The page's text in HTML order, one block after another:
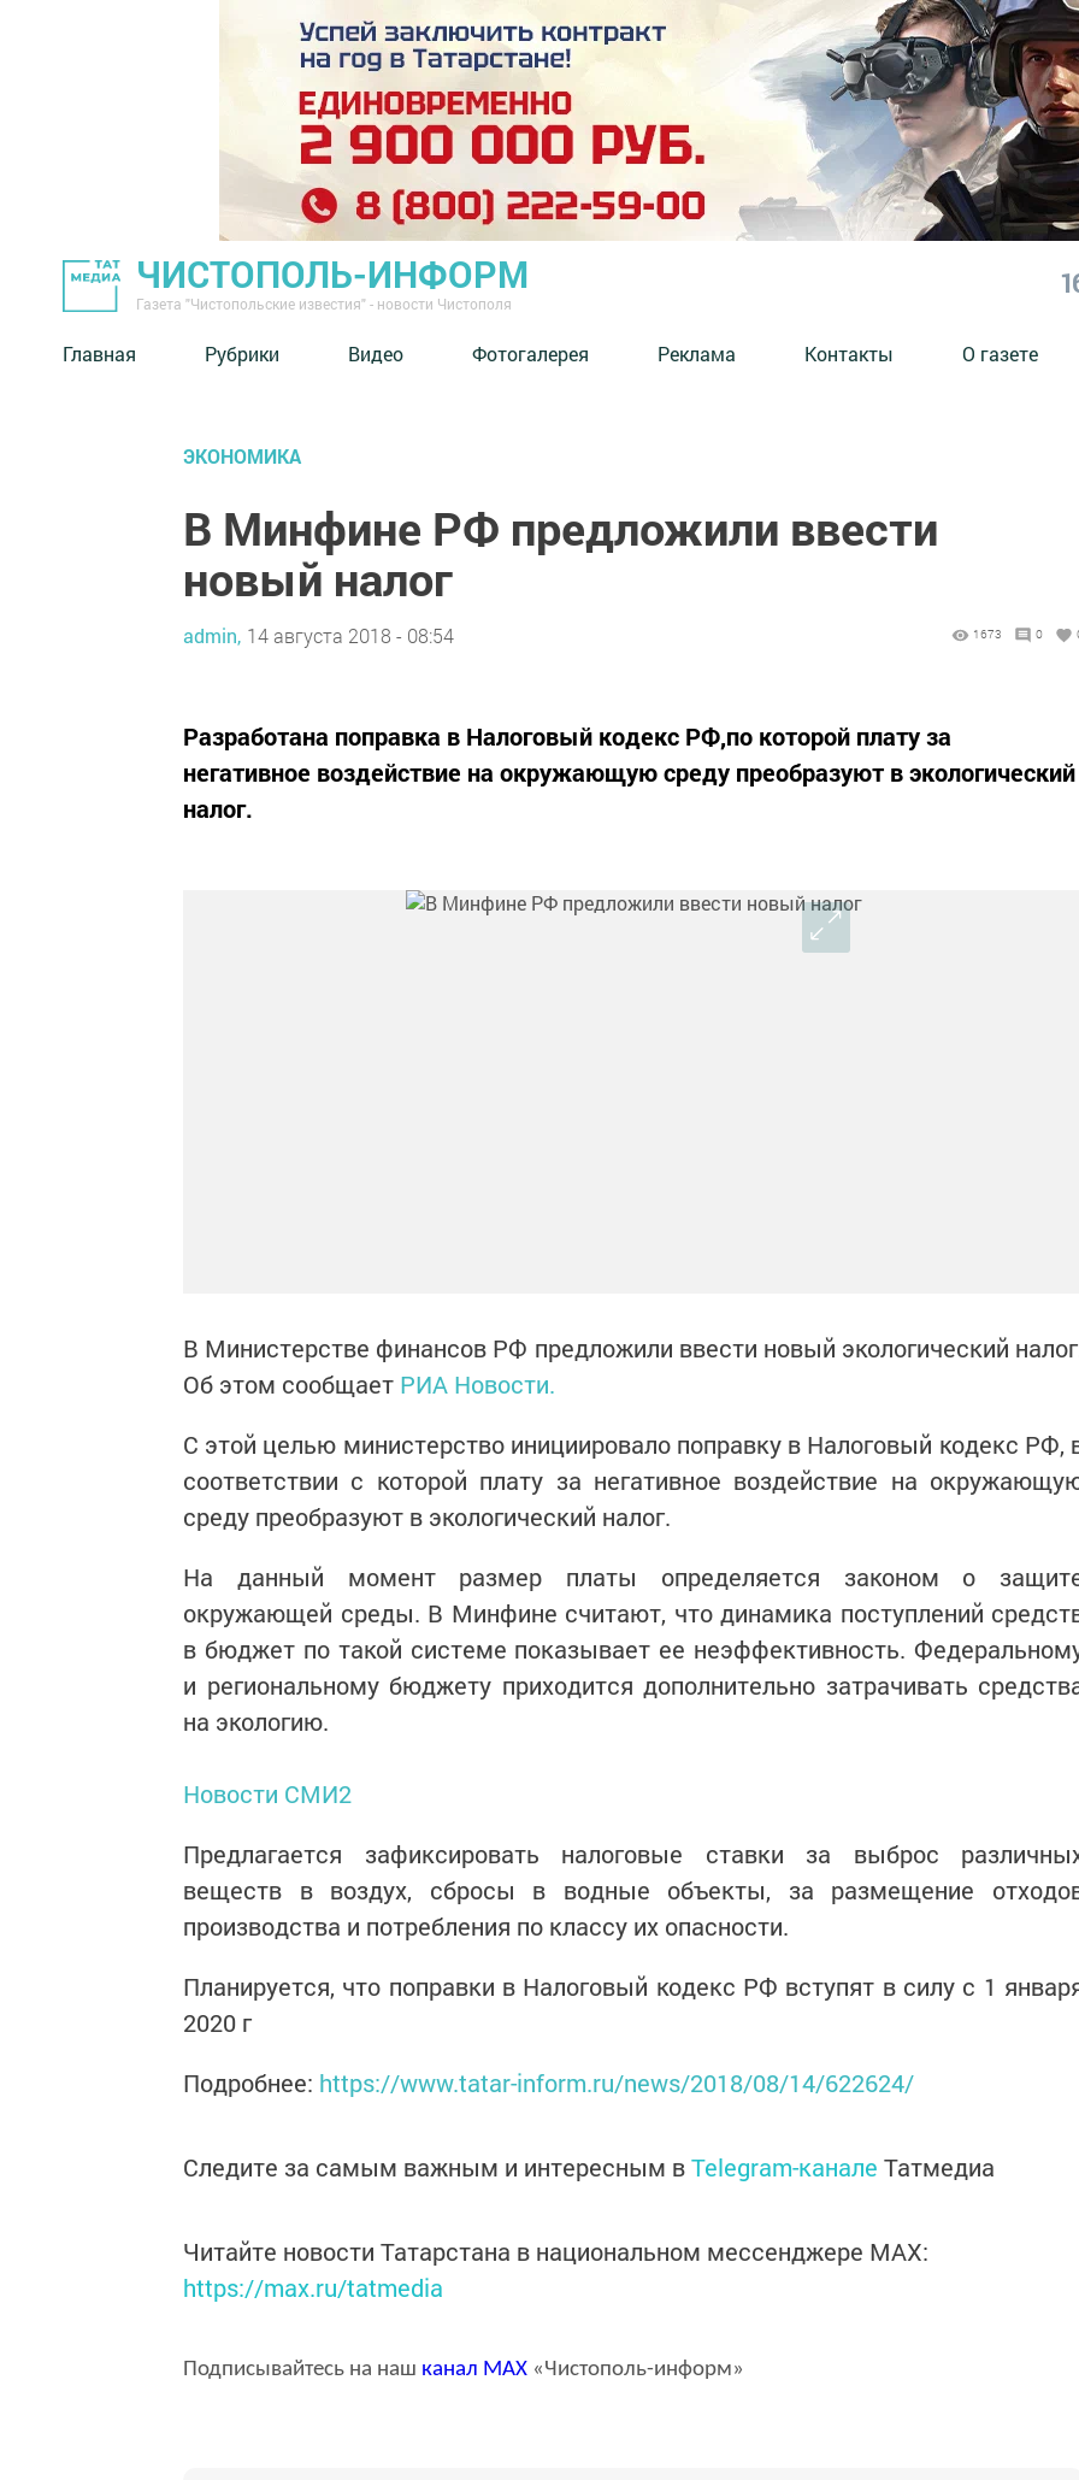
ЧИСТОПОЛЬ-ИНФОРМ
Газета "Чистопольские известия" - новости Чистополя
Главная Рубрики Видео Фотогалерея Реклама Контакты О газете
ЭКОНОМИКА
В Минфине РФ предложили ввести
новый налог
admin, 14 августа 2018 - 08:54 1673 0
Разработана поправка в Налоговый кодекс РФ,по которой плату за
негативное воздействие на окружающую среду преобразуют в экологический
налог.
В Министерстве финансов РФ предложили ввести новый экологический
Об этом сообщает РИА Новости.
С этой целью министерство инициировало поправку в Налоговый кодекс РФ,
соответствии с которой плату за негативное воздействие на
среду преобразуют в экологический налог.
На данный момент размер платы определяется законом о
окружающей среды. В Минфине считают, что динамика поступлений
в бюджет по такой системе показывает ее неэффективность.
и региональному бюджету приходится дополнительно затрачивать
на экологию.
Новости СМИ2
Предлагается зафиксировать налоговые ставки за выброс
веществ в воздух, сбросы в водные объекты, за размещение
производства и потребления по классу их опасности.
Планируется, что поправки в Налоговый кодекс РФ вступят в силу с 1
2020 г
Подробнее: https://www.tatar-inform.ru/news/2018/08/14/622624/
Следите за самым важным и интересным вTelegram-канале Татмедиа
Читайте новости Татарстана в национальном мессенджере MАХ:
https://max.ru/tatmedia
Подписывайтесь на наш канал MAX «Чистополь-информ»